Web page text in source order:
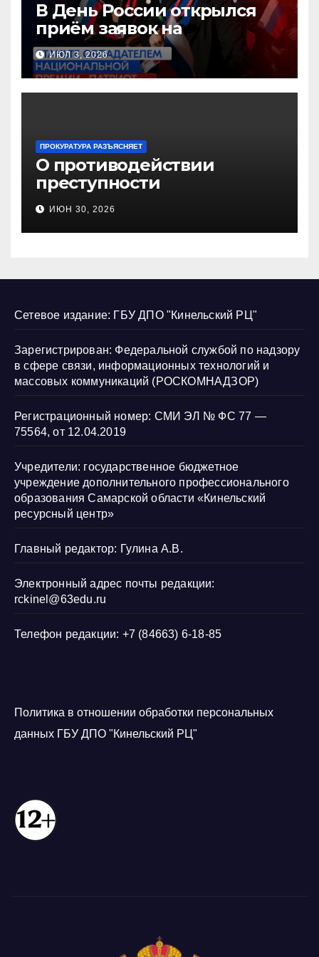
В День России открылся
приём заявок на
Национальную премию
«Патриот»
ИЮЛ 3, 2026
ПРОКУРАТУРА РАЗЪЯСНЯЕТ
О противодействии
преступности
несовершеннолетних и
нарушению их прав
ИЮН 30, 2026
Сетевое издание: ГБУ ДПО "Кинельский РЦ"
Зарегистрирован: Федеральной службой по надзору
в сфере связи, информационных технологий и
массовых коммуникаций (РОСКОМНАДЗОР)
Регистрационный номер: СМИ ЭЛ № ФС 77 —
75564, от 12.04.2019
Учредители: государственное бюджетное
учреждение дополнительного профессионального
образования Самарской области «Кинельский
ресурсный центр»
Главный редактор: Гулина А.В.
Электронный адрес почты редакции:
rckinel@63edu.ru
Телефон редакции: +7 (84663) 6-18-85
Политика в отношении обработки персональных
данных ГБУ ДПО "Кинельский РЦ"